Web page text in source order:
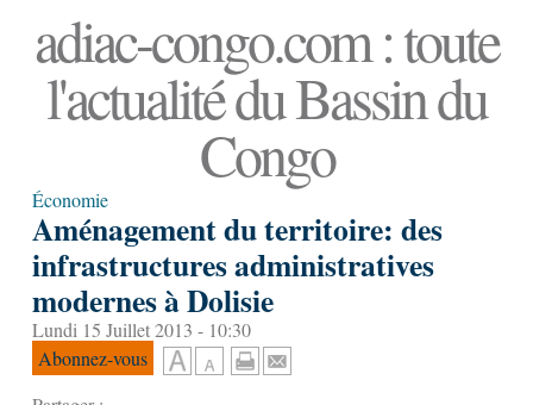
adiac-congo.com : toute
l'actualité du Bassin du
Congo
Économie
Aménagement du territoire: des
infrastructures administratives
modernes à Dolisie
Lundi 15 Juillet 2013 - 10:30
Abonnez-vous